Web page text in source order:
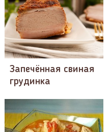
Запечённая свиная
грудинка